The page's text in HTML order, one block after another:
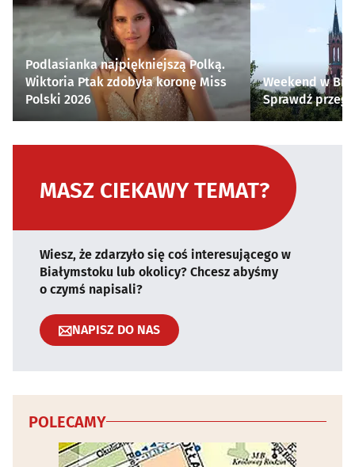
Podlasianka najpiękniejszą Polką.
Wiktoria Ptak zdobyła koronę Miss
Polski 2026
Weekend w
Sprawdź
MASZ CIEKAWY TEMAT?
Wiesz, że zdarzyło się coś interesującego w
Białymstoku lub okolicy? Chcesz abyśmy
o czymś napisali?
NAPISZ DO NAS
POLECAMY